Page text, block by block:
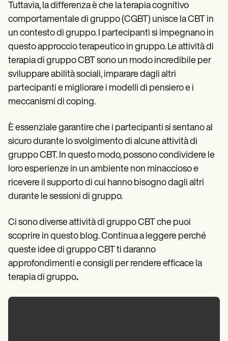
Tuttavia, la differenza è che la terapia cognitivo
comportamentale di gruppo (CGBT) unisce la CBT in
un contesto di gruppo. I partecipanti si impegnano in
questo approccio terapeutico in gruppo. Le attività di
terapia di gruppo CBT sono un modo incredibile per
sviluppare abilità sociali, imparare dagli altri
partecipanti e migliorare i modelli di pensiero e i
meccanismi di coping.
È essenziale garantire che i partecipanti si sentano al
sicuro durante lo svolgimento di alcune attività di
gruppo CBT. In questo modo, possono condividere le
loro esperienze in un ambiente non minaccioso e
ricevere il supporto di cui hanno bisogno dagli altri
durante le sessioni di gruppo.
Ci sono diverse attività di gruppo CBT che puoi
scoprire in questo blog. Continua a leggere perché
queste idee di gruppo CBT ti daranno
approfondimenti e consigli per rendere efficace la
terapia di gruppo.